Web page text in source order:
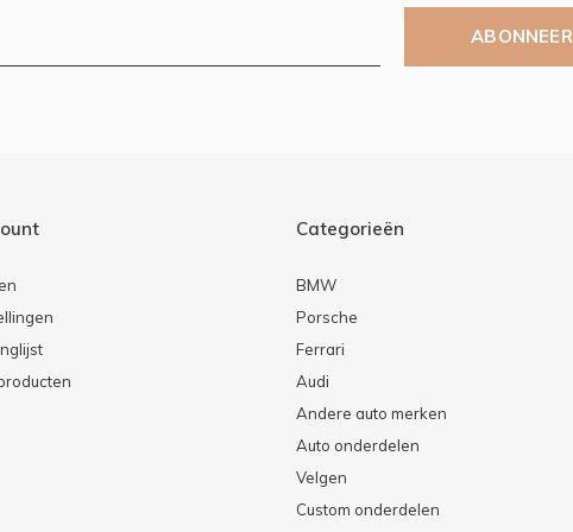
ABONNEER
Categorieën
BMW
Porsche
Ferrari
Audi
Andere auto merken
Auto onderdelen
Velgen
Custom onderdelen